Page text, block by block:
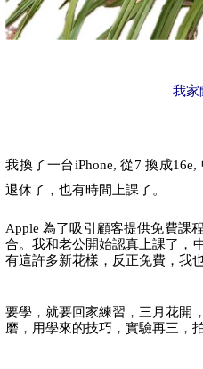
我家
我換了一台iPhone, 從7 換成16e,
退休了，也有時間上課了。
Apple 為了吸引顧客提供免費課
合。我和老公開始認真上課了，
有這許多新花樣，反正免費，我
要學，就要回家練習，三月花開
磨，用學來的技巧，實驗再三，